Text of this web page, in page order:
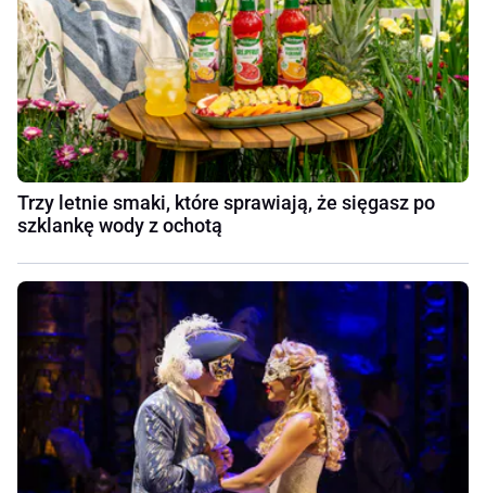
Trzy letnie smaki, które sprawiają, że sięgasz po
szklankę wody z ochotą